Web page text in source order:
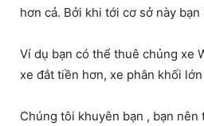
hơn cả. Bởi khi tới cơ sở này
Ví dụ bạn có thể thuê chủng xe
xe đắt tiền hơn, xe phân khối
Chúng tôi khuyên bạn , bạn